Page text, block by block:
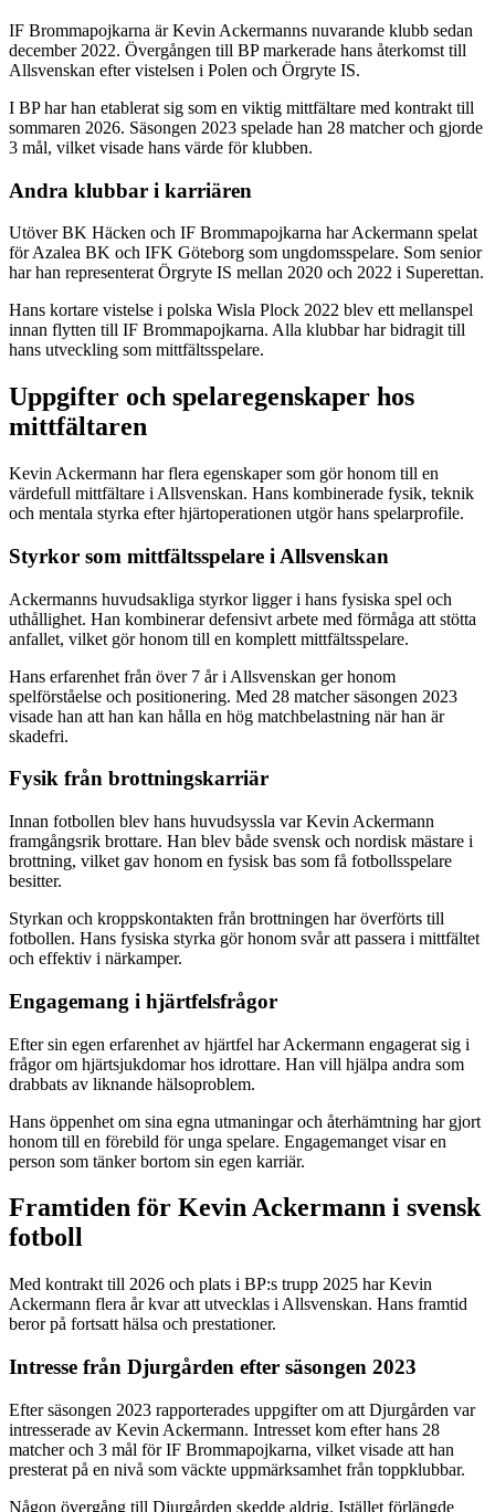
IF Brommapojkarna är Kevin Ackermanns nuvarande klubb sedan
december 2022. Övergången till BP markerade hans återkomst till
Allsvenskan efter vistelsen i Polen och Örgryte IS.
I BP har han etablerat sig som en viktig mittfältare med kontrakt till
sommaren 2026. Säsongen 2023 spelade han 28 matcher och gjorde
3 mål, vilket visade hans värde för klubben.
Andra klubbar i karriären
Utöver BK Häcken och IF Brommapojkarna har Ackermann spelat
för Azalea BK och IFK Göteborg som ungdomsspelare. Som senior
har han representerat Örgryte IS mellan 2020 och 2022 i Superettan.
Hans kortare vistelse i polska Wisla Plock 2022 blev ett mellanspel
innan flytten till IF Brommapojkarna. Alla klubbar har bidragit till
hans utveckling som mittfältsspelare.
Uppgifter och spelaregenskaper hos
mittfältaren
Kevin Ackermann har flera egenskaper som gör honom till en
värdefull mittfältare i Allsvenskan. Hans kombinerade fysik, teknik
och mentala styrka efter hjärtoperationen utgör hans spelarprofile.
Styrkor som mittfältsspelare i Allsvenskan
Ackermanns huvudsakliga styrkor ligger i hans fysiska spel och
uthållighet. Han kombinerar defensivt arbete med förmåga att stötta
anfallet, vilket gör honom till en komplett mittfältsspelare.
Hans erfarenhet från över 7 år i Allsvenskan ger honom
spelförståelse och positionering. Med 28 matcher säsongen 2023
visade han att han kan hålla en hög matchbelastning när han är
skadefri.
Fysik från brottningskarriär
Innan fotbollen blev hans huvudsyssla var Kevin Ackermann
framgångsrik brottare. Han blev både svensk och nordisk mästare i
brottning, vilket gav honom en fysisk bas som få fotbollsspelare
besitter.
Styrkan och kroppskontakten från brottningen har överförts till
fotbollen. Hans fysiska styrka gör honom svår att passera i mittfältet
och effektiv i närkamper.
Engagemang i hjärtfelsfrågor
Efter sin egen erfarenhet av hjärtfel har Ackermann engagerat sig i
frågor om hjärtsjukdomar hos idrottare. Han vill hjälpa andra som
drabbats av liknande hälsoproblem.
Hans öppenhet om sina egna utmaningar och återhämtning har gjort
honom till en förebild för unga spelare. Engagemanget visar en
person som tänker bortom sin egen karriär.
Framtiden för Kevin Ackermann i svensk
fotboll
Med kontrakt till 2026 och plats i BP:s trupp 2025 har Kevin
Ackermann flera år kvar att utvecklas i Allsvenskan. Hans framtid
beror på fortsatt hälsa och prestationer.
Intresse från Djurgården efter säsongen 2023
Efter säsongen 2023 rapporterades uppgifter om att Djurgården var
intresserade av Kevin Ackermann. Intresset kom efter hans 28
matcher och 3 mål för IF Brommapojkarna, vilket visade att han
presterat på en nivå som väckte uppmärksamhet från toppklubbar.
Någon övergång till Djurgården skedde aldrig. Istället förlängde